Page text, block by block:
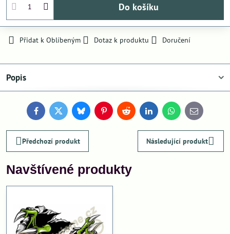
Do košíku
Přidat k Oblíbeným Dotaz k produktu Doručení
Popis
FacebookTwitterBlueskyPinterestReddit LinkedInWhatsApp
E-
mail
Předchozí produkt Následující produkt
Navštívené produkty